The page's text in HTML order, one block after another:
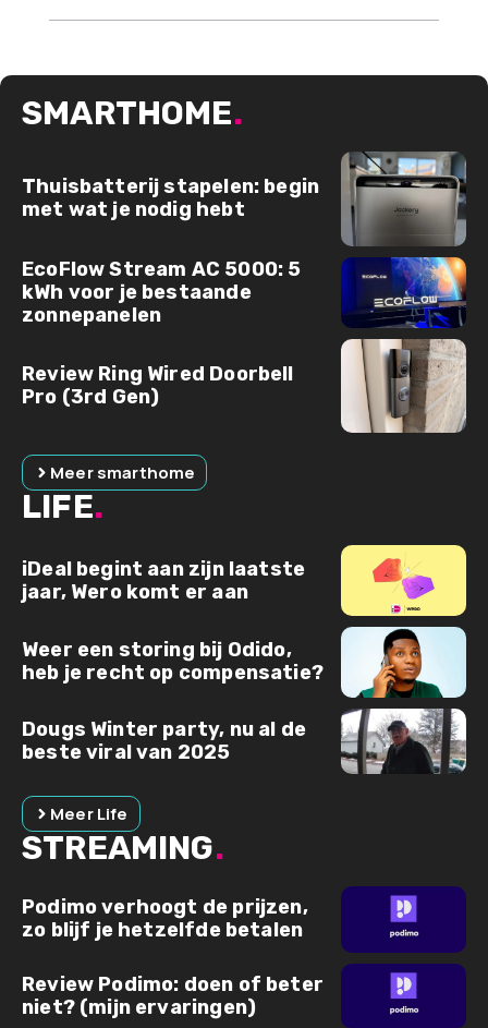
SMARTHOME.
Thuisbatterij stapelen: begin
met wat je nodig hebt
EcoFlow Stream AC 5000: 5
kWh voor je bestaande
zonnepanelen
Review Ring Wired Doorbell
Pro (3rd Gen)
Meer smarthome
LIFE.
iDeal begint aan zijn laatste
jaar, Wero komt er aan
Weer een storing bij Odido,
heb je recht op compensatie?
Dougs Winter party, nu al de
beste viral van 2025
Meer Life
STREAMING.
Podimo verhoogt de prijzen,
zo blijf je hetzelfde betalen
Review Podimo: doen of beter
niet? (mijn ervaringen)